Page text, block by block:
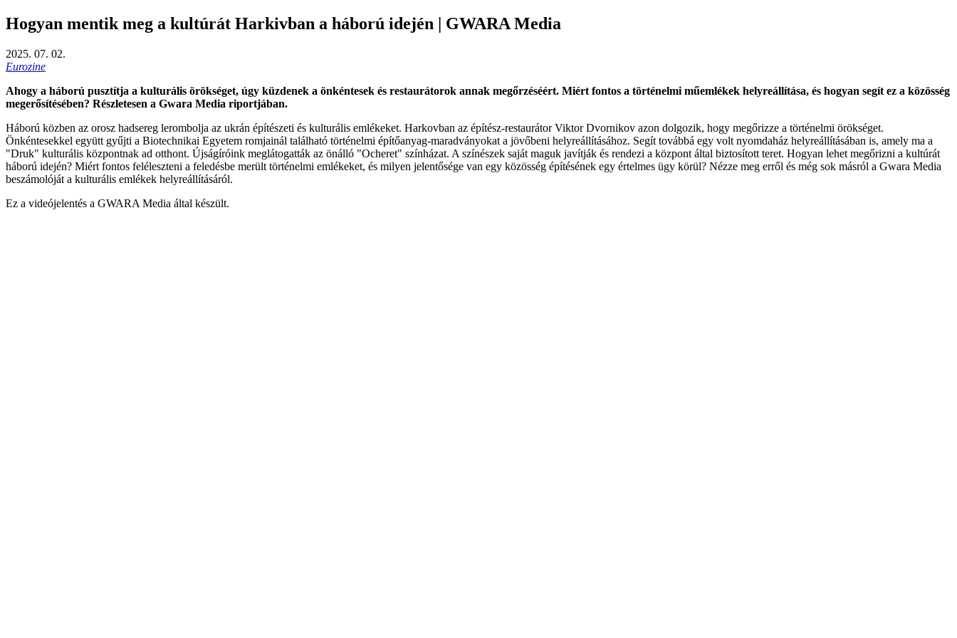
Hogyan mentik meg a kultúrát Harkivban a háború idején | GWARA Media
2025. 07. 02.
Eurozine
Ahogy a háború pusztítja a kulturális örökséget, úgy küzdenek a önkéntesek és restaurátorok annak megőrzéséért. Miért fontos a történelmi műemlékek helyreállítása, és hogyan segít ez a közösség
megerősítésében? Részletesen a Gwara Media riportjában.
Háború közben az orosz hadsereg lerombolja az ukrán építészeti és kulturális emlékeket. Harkovban az építész-restaurátor Viktor Dvornikov azon dolgozik, hogy megőrizze a történelmi örökséget.
Önkéntesekkel együtt gyűjti a Biotechnikai Egyetem romjainál található történelmi építőanyag-maradványokat a jövőbeni helyreállításához. Segít továbbá egy volt nyomdaház helyreállításában is, amely ma a
"Druk" kulturális központnak ad otthont. Újságíróink meglátogatták az önálló "Ocheret" színházat. A színészek saját maguk javítják és rendezi a központ által biztosított teret. Hogyan lehet megőrizni a kultúrát
háború idején? Miért fontos feléleszteni a feledésbe merült történelmi emlékeket, és milyen jelentősége van egy közösség építésének egy értelmes ügy körül? Nézze meg erről és még sok másról a Gwara Media
beszámolóját a kulturális emlékek helyreállításáról.
Ez a videójelentés a GWARA Media által készült.